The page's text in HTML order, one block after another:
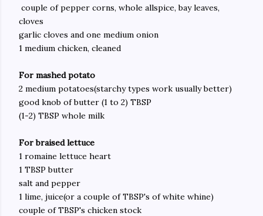
couple of pepper corns, whole allspice, bay leaves,
cloves
garlic cloves and one medium onion
1 medium chicken, cleaned
For mashed potato
2 medium potatoes(starchy types work usually better)
good knob of butter (1 to 2) TBSP
(1-2) TBSP whole milk
For braised lettuce
1 romaine lettuce heart
1 TBSP butter
salt and pepper
1 lime, juice(or a couple of TBSP's of white whine)
couple of TBSP's chicken stock